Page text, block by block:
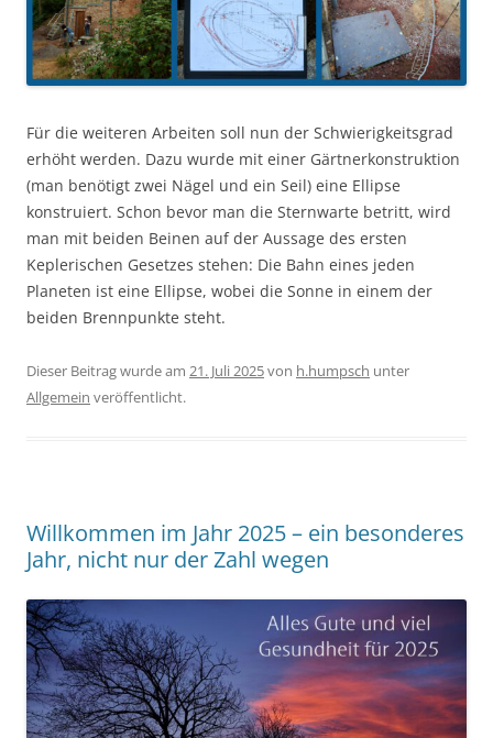
Für die weiteren Arbeiten soll nun der Schwierigkeitsgrad
erhöht werden. Dazu wurde mit einer Gärtnerkonstruktion
(man benötigt zwei Nägel und ein Seil) eine Ellipse
konstruiert. Schon bevor man die Sternwarte betritt, wird
man mit beiden Beinen auf der Aussage des ersten
Keplerischen Gesetzes stehen: Die Bahn eines jeden
Planeten ist eine Ellipse, wobei die Sonne in einem der
beiden Brennpunkte steht.
Dieser Beitrag wurde am 21. Juli 2025von h.humpsch unter
Allgemein veröffentlicht.
Willkommen im Jahr 2025 – ein besonderes
Jahr, nicht nur der Zahl wegen